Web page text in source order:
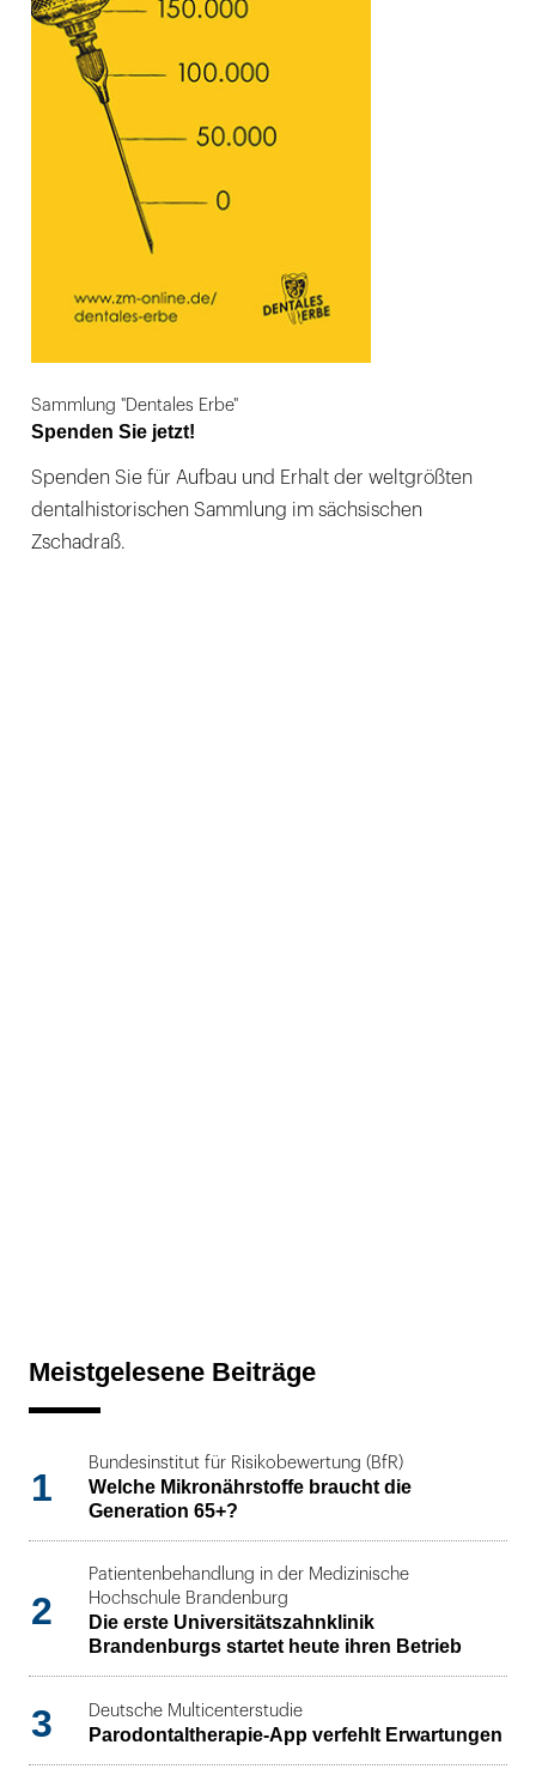
Sammlung "Dentales Erbe"
Spenden Sie jetzt!
Spenden Sie für Aufbau und Erhalt der weltgrößten
dentalhistorischen Sammlung im sächsischen
Zschadraß.
Meistgelesene Beiträge
1
Bundesinstitut für Risikobewertung (BfR)
Welche Mikronährstoffe braucht die
Generation 65+?
2
Patientenbehandlung in der Medizinische
Hochschule Brandenburg
Die erste Universitätszahnklinik
Brandenburgs startet heute ihren Betrieb
3 Deutsche Multicenterstudie
Parodontaltherapie-App verfehlt Erwartungen